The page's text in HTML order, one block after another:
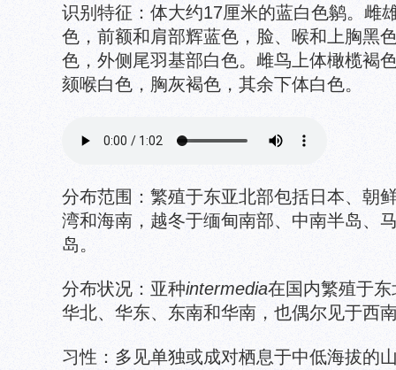
识别特征：体大约17厘米的蓝白色鹟。雌
色，前额和肩部辉蓝色，脸、喉和上胸黑
色，外侧尾羽基部白色。雌鸟上体橄榄褐
颏喉白色，胸灰褐色，其余下体白色。
分布范围：繁殖于东亚北部包括日本、朝
湾和海南，越冬于缅甸南部、中南半岛、
岛。
分布状况：亚种intermedia在国内繁殖于
华北、华东、东南和华南，也偶尔见于西
习性：多见单独或成对栖息于中低海拔的